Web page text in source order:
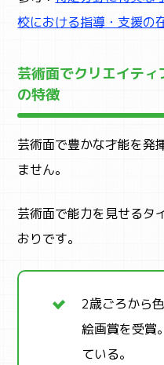
校における指導・支援の
芸術面でクリエイテ
の特徴
芸術面で豊かな才能を発
ません。
芸術面で能力を見せるタ
おりです。
2歳ごろから
絵画賞を受賞
ている。